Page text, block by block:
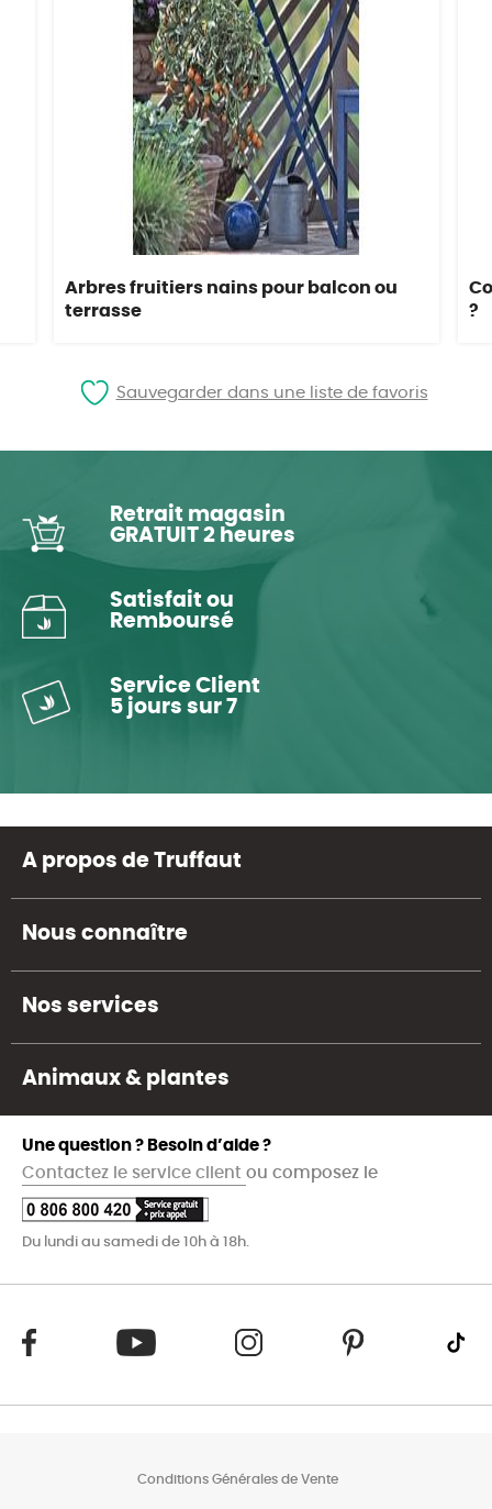
Sauvegarder dans une liste de favoris
Arbres fruitiers nains pour balcon ou
terrasse
?
Retrait magasin
GRATUIT 2 heures
Satisfait ou
Remboursé
Service Client
5 jours sur 7
A propos de Truffaut
Nous connaître
Nos services
Animaux & plantes
Une question ? Besoin d’aide ?
Contactez le service client ou composez le
Du lundi au samedi de 10h à 18h.
Conditions Générales de Vente